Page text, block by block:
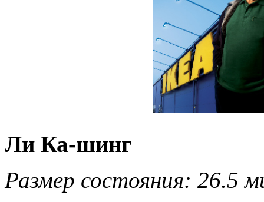
Ли Ка-шинг
Размер состояния: 26.5